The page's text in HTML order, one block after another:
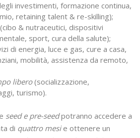
investimenti, formazione continua,
retaining talent & re-skilling);
& nutraceutici, dispositivi
sport, cura della salute);
di energia, luce e gas, cure a casa,
mobilità, assistenza da remoto,
libero(socializzazione,
turismo).
seed e pre-seedpotranno accedere a
di quattro mesie ottenere un